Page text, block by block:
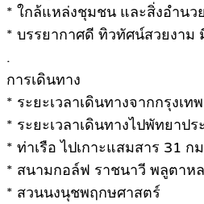
* ใกล้แหล่งชุมชน และสิ่งอำนว
* บรรยากาศดี ทิวทัศน์สวยงาม
.
การเดินทาง
* ระยะเวลาเดินทางจากกรุงเ
* ระยะเวลาเดินทางไปพัทยาป
* ท่าเรือ ไปเกาะแสมสาร 31 ก
* สนามกอล์ฟ ราชนาวี พลูตาห
* สวนนงนุชพฤกษศาสตร์